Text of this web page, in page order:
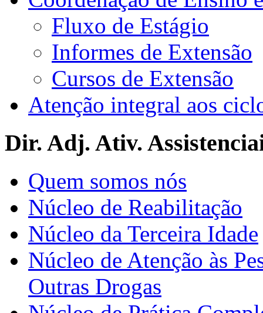
Fluxo de Estágio
Informes de Extensão
Cursos de Extensão
Atenção integral aos
Dir. Adj. Ativ.
Quem somos nós
Núcleo de Reabilitação
Núcleo da Terceira Idade
Núcleo de Atenção às
Outras Drogas